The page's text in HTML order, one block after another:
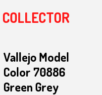
COLLECTOR
Vallejo Model
Color 70886
Green Grey